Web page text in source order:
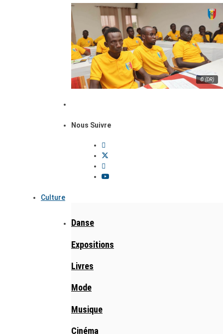
© (DR)
Nous Suivre
Culture
Danse
Expositions
Livres
Mode
Musique
Cinéma